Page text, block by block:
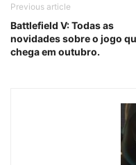
Previous article
Battlefield V: Todas as
novidades sobre o jogo
chega em outubro.